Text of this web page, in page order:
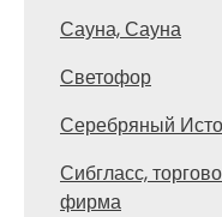
Сауна, Сауна
Светофор
Серебряный
Сибгласс,
фирма